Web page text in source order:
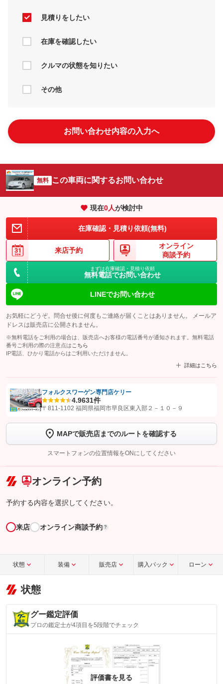
見積りをしたい
在庫を確認したい
クルマの状態を知りたい
その他
お問い合わせ内容の入力へ
無料 この車両に関するお問い合わせ
現在0人が検討中
在庫確認・見積り依頼(無料)
来店予約
オンライン
商談予約
まずは在庫確認・見積り依頼
無料電話でお問い合わせ
LINEでお問い合わせ
お気軽にどうぞ。問合せ後に何度もご連絡が届くことはありません。 メールア
ドレスは販売店に公開されません。
※無料電話をご利用の場合は、販売店へお客様の電話番号が通知されます。無料電話
番号ご利用の際の注意点は こちら
IP電話、ひかり電話からはご利用いただけません。
詳細はこちら
【STEP1】認証画面でグーネットを友だち追加してから「許可する」ボタンを押
トーク画面で
ボタンをタップして問い合わせを
完了してください。
こちら
フォルクスワーゲン専門店ケリー
4.9631件
〒811-1102 福岡県福岡市早良区東入部２－１０－９
MAPで販売店までのルートを確認する
スマートフォンの位置情報をONにしてください
オンライン予約
予約する内容を選択してください。
来店 オンライン商談予約 ?
状態 装備 販売店 購入パック ローン
状態
グー鑑定評価
プロの鑑定士が4項目を5段階でチェック
評価書を見る